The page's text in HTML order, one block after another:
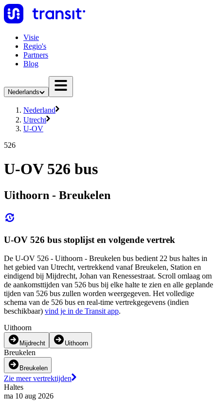
Visie
Regio's
Partners
Blog
Nederlands
Nederland
Utrecht
U-OV
526
U-OV 526 bus
Uithoorn - Breukelen
U-OV 526 bus stoplijst en volgende vertrek
De U-OV 526 - Uithoorn - Breukelen bus bedient 22 bus haltes in
het gebied van Utrecht, vertrekkend vanaf Breukelen, Station en
eindigend bij Mijdrecht, Johan van Renessestraat. Scroll omlaag om
de aankomsttijden van 526 bus bij elke halte te zien en alle geplande
tijden van 526 bus zullen worden weergegeven. Het volledige
schema van de 526 bus en real-time vertrekgegevens (indien
beschikbaar) vind je in de Transit app.
Uithoorn
Mijdrecht Uithoorn
Breukelen
Breukelen
Zie meer vertrektijden
Haltes
ma 10 aug 2026